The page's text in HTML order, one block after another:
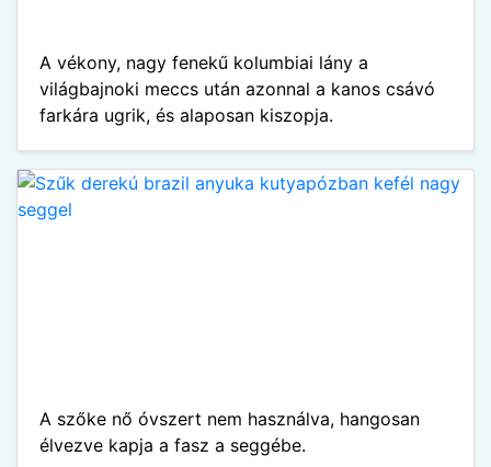
A vékony, nagy fenekű kolumbiai lány a
világbajnoki meccs után azonnal a kanos csávó
farkára ugrik, és alaposan kiszopja.
A szőke nő óvszert nem használva, hangosan
élvezve kapja a fasz a seggébe.